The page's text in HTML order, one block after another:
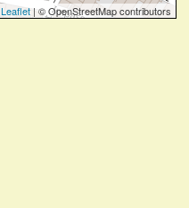
Leaflet| © OpenStreetMap contributors